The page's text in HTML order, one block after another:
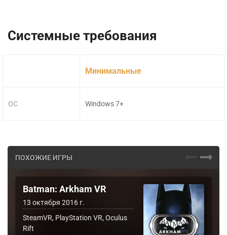
Системные требования
ОС
Минимальные
Windows 7+
ПОХОЖИЕ ИГРЫ
Batman: Arkham VR
13 октября 2016 г.
SteamVR, PlayStation VR, Oculus
Rift